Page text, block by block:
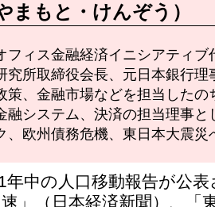
まもと・けんぞう）
フィス金融経済イニシアティ
究所取締役会長、元日本銀行
策、金融市場などを担当した
融システム、決済の担当理事
、欧州債務危機、東日本大震災
年中の人口移動報告が公
」（日本経済新聞）、「